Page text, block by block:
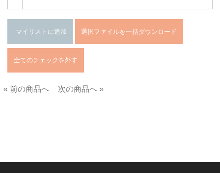
« 前の商品へ
次の商品へ »